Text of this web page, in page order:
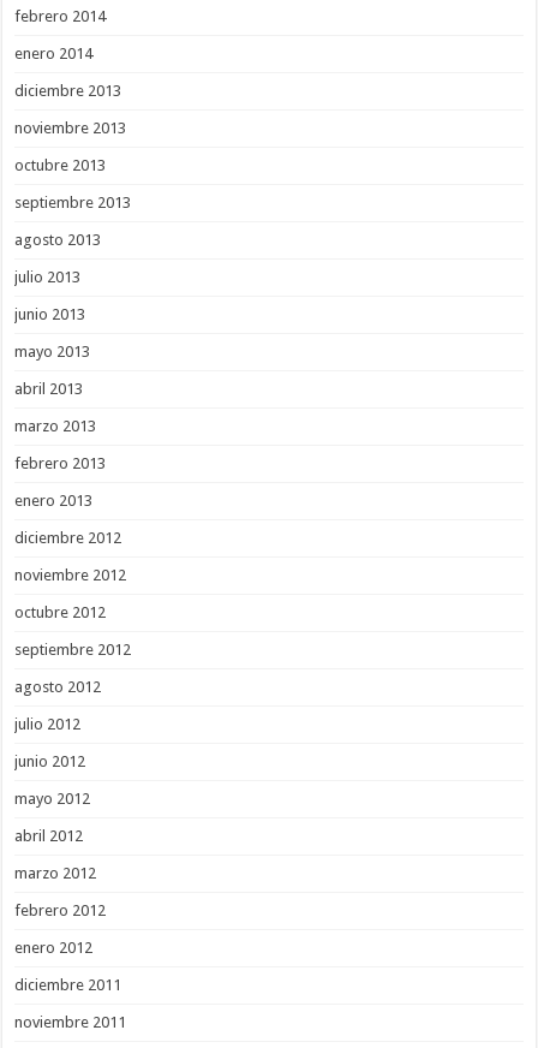
febrero 2014
enero 2014
diciembre 2013
noviembre 2013
octubre 2013
septiembre 2013
agosto 2013
julio 2013
junio 2013
mayo 2013
abril 2013
marzo 2013
febrero 2013
enero 2013
diciembre 2012
noviembre 2012
octubre 2012
septiembre 2012
agosto 2012
julio 2012
junio 2012
mayo 2012
abril 2012
marzo 2012
febrero 2012
enero 2012
diciembre 2011
noviembre 2011